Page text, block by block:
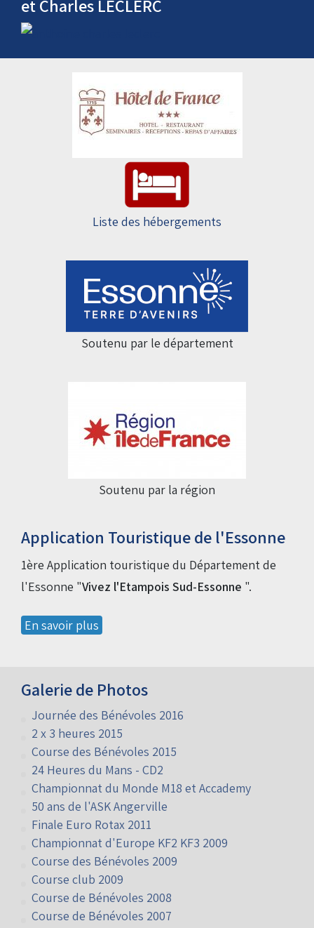
Tours de piste par Anthoine HUBERT
Liste des hébergements
Soutenu par la région
Application Touristique de l'Essonne
l'Essonne "Vivez l'Etampois Sud-Essonne
Galerie de Photos
Journée des Bénévoles 2016
2 x 3 heures 2015
Course des Bénévoles 2015
24 Heures du Mans - CD2
Championnat du Monde M18 et Accademy
50 ans de l'ASK Angerville
Finale Euro Rotax 2011
Championnat d'Europe KF2 KF3 2009
Course des Bénévoles 2009
Course club 2009